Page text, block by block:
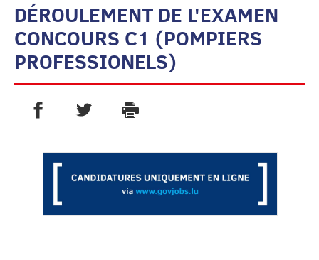
DÉROULEMENT DE L'EXAMEN
CONCOURS C1 (POMPIERS
PROFESSIONELS)
PARTAGER SUR FACEBOOK
PARTAGER SUR TWITTER
IMPRIMER